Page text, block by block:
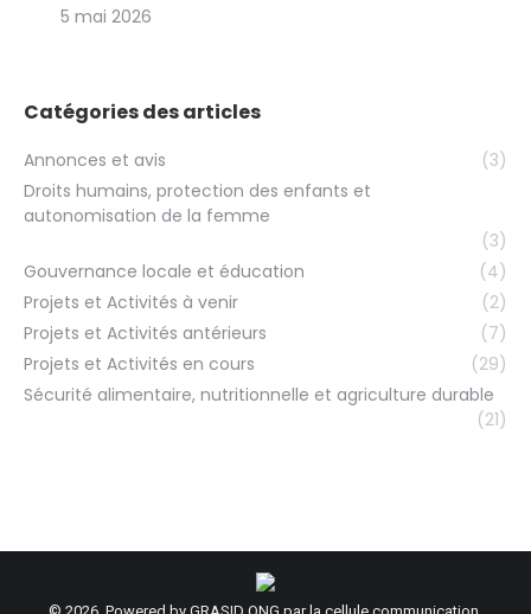
5 mai 2026
Catégories des articles
Annonces et avis
(3)
Droits humains, protection des enfants et
autonomisation de la femme
(3)
Gouvernance locale et éducation
(4)
Projets et Activités à venir
(2)
Projets et Activités antérieurs
(7)
Projets et Activités en cours
(29)
Sécurité alimentaire, nutritionnelle et agriculture durable
(21)